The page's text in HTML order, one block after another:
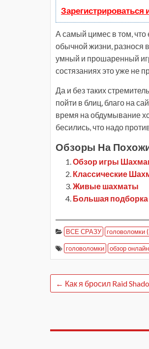
Зарегистрироваться
А самый цимес в том, что
обычной жизни, разнося
умный и прошаренный
состязаниях это уже не
Да и без таких
пойти в блиц, благо на
время на обдумывание
бесились, что надо
Обзоры На
Обзор игры
Классические
Живые шахматы
Большая подборка
ВСЕ СРАЗУ головоломки
головоломки обзор
← Как я бросил Raid